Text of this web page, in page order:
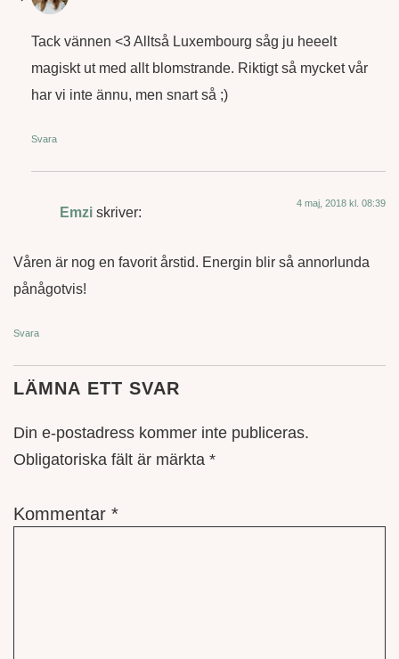
Tack vännen <3 Alltså Luxembourg såg ju heeelt
magiskt ut med allt blomstrande. Riktigt så mycket vår
har vi inte ännu, men snart så ;)
Svara
Emzi skriver:
4 maj, 2018 kl. 08:39
Våren är nog en favorit årstid. Energin blir så annorlunda
pånågotvis!
Svara
LÄMNA ETT SVAR
Din e-postadress kommer inte publiceras.
Obligatoriska fält är märkta *
Kommentar *